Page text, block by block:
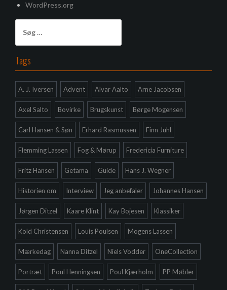
WordPress.org
g
e
f
t
e
r
Tags
A. J. Iversen Advent Alvar Aalto Arne Jacobsen
Axel Salto Bovirke Brugskunst Børge Mogensen
Carl Hansen & Søn Erhard Rasmussen Finn Juhl
Flemming Lassen Fog & Mørup Fredericia Furniture
Fritz Hansen Getama Guide Hans J. Wegner
Historien om Interview Jeg anbefaler Johannes Hansen
Jørgen Ditzel Kaare Klint Kay Bojesen Klassiker
Kold Christensen Louis Poulsen Mogens Lassen
Mærkedag Nanna Ditzel Niels Vodder OneCollection
Portræt Poul Henningsen Poul Kjærholm PP Møbler